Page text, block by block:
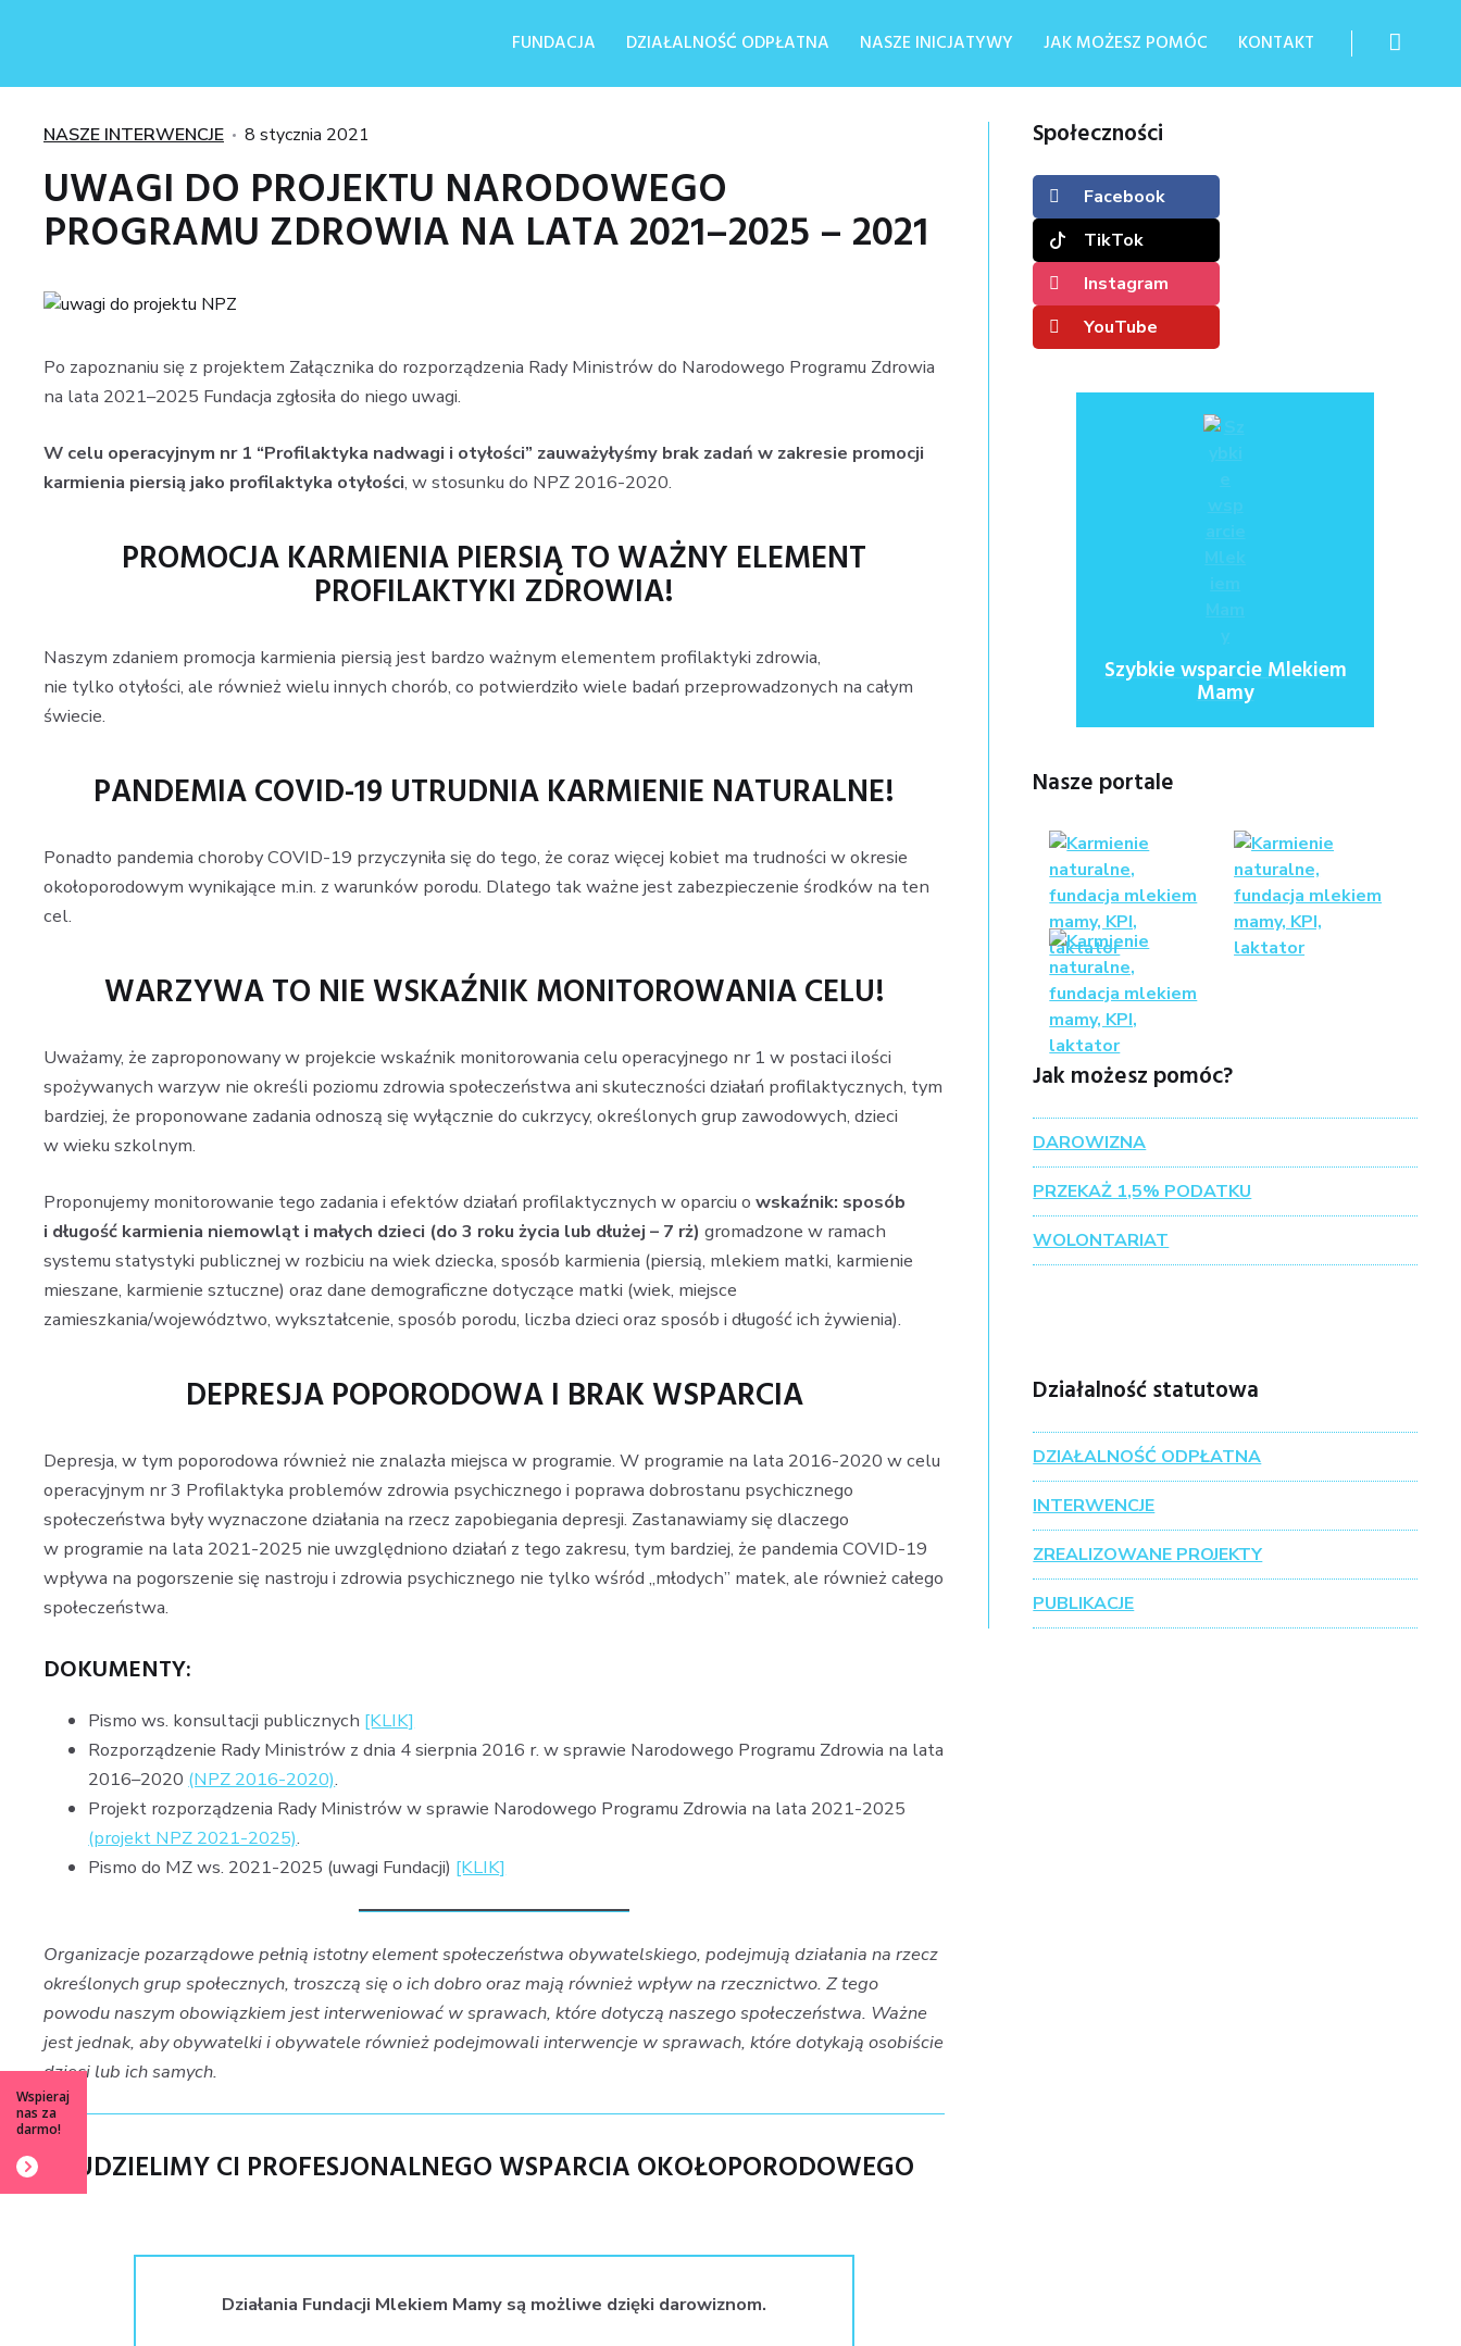
FUNDACJA DZIAŁALNOŚĆ ODPŁATNA NASZE INICJATYWY JAK MOŻESZ POMÓC KONTAKT
Kategorie
NASZE INTERWENCJE
Posted
8 stycznia 2021
UWAGI DO PROJEKTU NARODOWEGO
PROGRAMU ZDROWIA NA LATA 2021–2025 – 2021
Po zapoznaniu się z projektem Załącznika do rozporządzenia Rady Ministrów do Narodowego Programu Zdrowia
na lata 2021–2025 Fundacja zgłosiła do niego uwagi.
W celu operacyjnym nr 1 “Profilaktyka nadwagi i otyłości” zauważyłyśmy brak zadań w zakresie promocji
karmienia piersią jako profilaktyka otyłości, w stosunku do NPZ 2016-2020.
PROMOCJA KARMIENIA PIERSIĄ TO WAŻNY ELEMENT
PROFILAKTYKI ZDROWIA!
Naszym zdaniem promocja karmienia piersią jest bardzo ważnym elementem profilaktyki zdrowia,
nie tylko otyłości, ale również wielu innych chorób, co potwierdziło wiele badań przeprowadzonych na całym
świecie.
PANDEMIA COVID-19 UTRUDNIA KARMIENIE NATURALNE!
Ponadto pandemia choroby COVID-19 przyczyniła się do tego, że coraz więcej kobiet ma trudności w okresie
okołoporodowym wynikające m.in. z warunków porodu. Dlatego tak ważne jest zabezpieczenie środków na ten
cel.
WARZYWA TO NIE WSKAŹNIK MONITOROWANIA CELU!
Uważamy, że zaproponowany w projekcie wskaźnik monitorowania celu operacyjnego nr 1 w postaci ilości
spożywanych warzyw nie określi poziomu zdrowia społeczeństwa ani skuteczności działań profilaktycznych, tym
bardziej, że proponowane zadania odnoszą się wyłącznie do cukrzycy, określonych grup zawodowych, dzieci
w wieku szkolnym.
Proponujemy monitorowanie tego zadania i efektów działań profilaktycznych w oparciu o wskaźnik: sposób
i długość karmienia niemowląt i małych dzieci (do 3 roku życia lub dłużej – 7 rż) gromadzone w ramach
systemu statystyki publicznej w rozbiciu na wiek dziecka, sposób karmienia (piersią, mlekiem matki, karmienie
mieszane, karmienie sztuczne) oraz dane demograficzne dotyczące matki (wiek, miejsce
zamieszkania/województwo, wykształcenie, sposób porodu, liczba dzieci oraz sposób i długość ich żywienia).
DEPRESJA POPORODOWA I BRAK WSPARCIA
Depresja, w tym poporodowa również nie znalazła miejsca w programie. W programie na lata 2016-2020 w celu
operacyjnym nr 3 Profilaktyka problemów zdrowia psychicznego i poprawa dobrostanu psychicznego
społeczeństwa były wyznaczone działania na rzecz zapobiegania depresji. Zastanawiamy się dlaczego
w programie na lata 2021-2025 nie uwzględniono działań z tego zakresu, tym bardziej, że pandemia COVID-19
wpływa na pogorszenie się nastroju i zdrowia psychicznego nie tylko wśród „młodych” matek, ale również całego
społeczeństwa.
DOKUMENTY:
Pismo ws. konsultacji publicznych [KLIK]
Rozporządzenie Rady Ministrów z dnia 4 sierpnia 2016 r. w sprawie Narodowego Programu Zdrowia na lata
2016–2020 (NPZ 2016-2020).
Projekt rozporządzenia Rady Ministrów w sprawie Narodowego Programu Zdrowia na lata 2021-2025
(projekt NPZ 2021-2025).
Pismo do MZ ws. 2021-2025 (uwagi Fundacji) [KLIK]
Organizacje pozarządowe pełnią istotny element społeczeństwa obywatelskiego, podejmują działania na rzecz
określonych grup społecznych, troszczą się o ich dobro oraz mają również wpływ na rzecznictwo. Z tego
powodu naszym obowiązkiem jest interweniować w sprawach, które dotyczą naszego społeczeństwa. Ważne
jest jednak, aby obywatelki i obywatele również podejmowali interwencje w sprawach, które dotykają osobiście
dzieci lub ich samych.
UDZIELIMY CI PROFESJONALNEGO WSPARCIA OKOŁOPORODOWEGO
Działania Fundacji Mlekiem Mamy są możliwe dzięki darowiznom.
Społeczności
Facebook
TikTok
Instagram
YouTube
Szybkie wsparcie Mlekiem
Mamy
Nasze portale
Jak możesz pomóc?
DAROWIZNA
PRZEKAŻ 1,5% PODATKU
WOLONTARIAT
Działalność statutowa
DZIAŁALNOŚĆ ODPŁATNA
INTERWENCJE
ZREALIZOWANE PROJEKTY
PUBLIKACJE
Wspieraj
nas za
darmo!